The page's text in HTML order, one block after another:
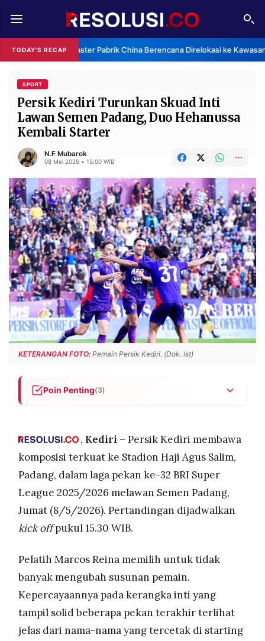
TODAY'S RECAPKlaster Pabrik China Berencana Direlokasi ke
REDAKSI TENTANG
RESOLUSI IKLAN
RUBRIKASI
EDITORIAL AKSARA
FINANSIA PERSONA
DAERAH NASIONAL
MANCA SPORT
INFORMASI
PRIVACY
POLICY
BERITA
WARGA
INFORMASI
IKLAN
KIRIM
TULISAN
PENGADUAN TERM
OF
SERVICE
IKUTI
KAMI
©
RESOLUSI
©
Resolusi.co
2026
SPORT
Persik Kediri Turunkan Skuad Inti
Lawan Semen Padang, Duo Hehanussa
Kembali Starter
N.F Mubarok
08 Mei 2026 • 15:00 WIB
KETERANGAN FOTO: Pemain Persik Kediri. (Dok. Ist)
Poin Penting(3)
Padang di pekan ke-32 BRI Super League
kembali tampil bersama di lini belakang, dengan
Hamra memakai ban kapten.
Macan Putih datang dengan modal kemenangan
3-2 atas Arema FC dan menargetkan tiga poin
dari kandang Semen Padang.
, Kediri – Persik Kediri membawa
komposisi terkuat ke Stadion Haji Agus Salim,
Padang, dalam laga pekan ke-32 BRI Super
League 2025/2026 melawan Semen Padang,
Jumat (8/5/2026). Pertandingan dijadwalkan
kick offpukul 15.30 WIB.
Pelatih Marcos Reina memilih untuk tidak
banyak mengubah susunan pemain.
Kepercayaannya pada kerangka inti yang
tampil solid beberapa pekan terakhir terlihat
jelas dari nama-nama yang tercetak di starting